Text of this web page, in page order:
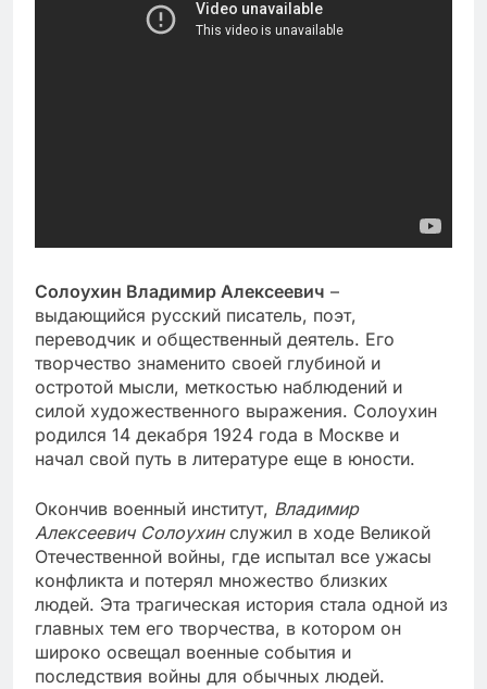
Солоухин Владимир Алексеевич –
выдающийся русский писатель, поэт,
переводчик и общественный деятель. Его
творчество знаменито своей глубиной и
остротой мысли, меткостью наблюдений и
силой художественного выражения. Солоухин
родился 14 декабря 1924 года в Москве и
начал свой путь в литературе еще в юности.
Окончив военный институт, Владимир
Алексеевич Солоухинслужил в ходе Великой
Отечественной войны, где испытал все ужасы
конфликта и потерял множество близких
людей. Эта трагическая история стала одной из
главных тем его творчества, в котором он
широко освещал военные события и
последствия войны для обычных людей.